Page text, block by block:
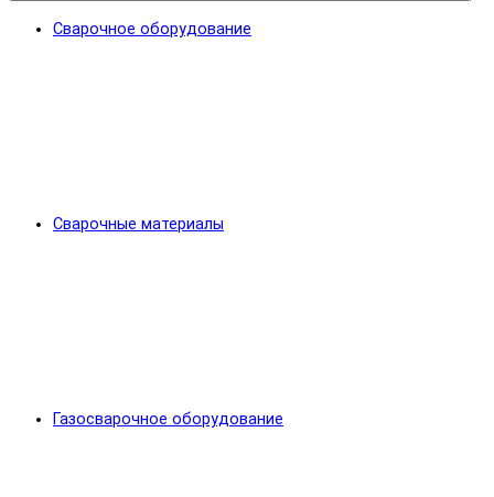
Сварочное оборудование
Сварочные материалы
Газосварочное оборудование